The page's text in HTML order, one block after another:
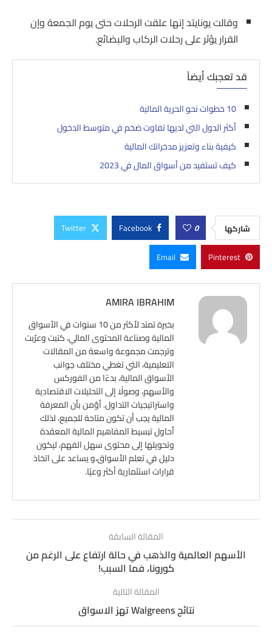
وقالت يونايتد إنها علقت الرحلات حتى يوم الجمعة وإن
القرار يؤثر على رحلات الركاب والبضائع.
قد تعجبك أيضاً
10 خطوات نحو الحرية المالية
أكثر الدول التي لديها تفاوت ضخم في متوسط الدخول
كيفية بناء وتعزيز مدخراتك المالية
كيف تستفيد من أسواق المال في 2023
شاركها 0
Facebook
Twitter
Pinterest
Email
AMIRA IBRAHIM
بخبرة تمتد لأكثر من 10 سنوات في الأسواق
المالية وصناعة المحتوى المالي، كتبت وعرّبت
وترجمت مجموعة واسعة من المقالات
التعليمية، التي تغطي مختلف جوانب
الأسواق المالية، بدءًا من الفوركس
والأسهم، وصولًا إلى التحليلات الاقتصادية
واستراتيجيات التداول. أؤمن بأن المعرفة
المالية يجب أن تكون متاحة للجميع، لذلك
أحاول تبسيط المفاهيم المالية المعقدة
وتحويلها إلى محتوى سهل الفهم، ليكون
دليل في تعلم الأسواق،و يساعد على اتخاذ
قرارات استثمارية أكثر وعيًا.
المقالة السابقة
الأسهم العالمية والذهب في حالة ارتفاع على الرغم من
كورونا، فما السبب!
المقالة التالية
نتائج Walgreens تهز الاسواق